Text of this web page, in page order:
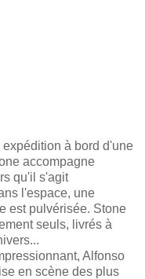
expédition à bord d'une
accompagne
qu'il s'agit
l'espace, une
est pulvérisée. Stone
seuls, livrés à
Alfonso
en scène des plus